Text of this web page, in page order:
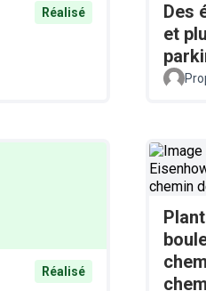
Réalisé
Des
et
Réalisé